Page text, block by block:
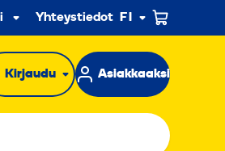
Alavalikko
Yhteystiedot FI
Kirjaudu Asiakkaaksi